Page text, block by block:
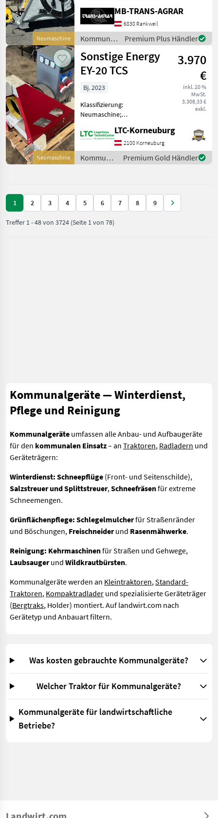
Neumaschine
4 Stk.per Rotor
Hydraulische Klappung von
Transport- in
Arbeitsstellung
Transportsicherun
MB-TRANS-AGRAR
6830 Rankweil
Kommunalgeräte
/ Bednar
Premium Plus Händler
Neumaschine
Sonstige Energy
EY-20 TCS
3.970
€
inkl. 20 %
MwSt.
3.308,33 €
exkl.
Bj. 2023
Klassifizierung:
Neumaschine;
2305164 Kommunalgeräte
Winterdienst
LTC-Korneuburg
2100 Korneuburg
Kommunalgeräte
/ Sonstige
Premium Gold Händler
1 2 3 4 5 6 7 8 9
Treffer 1-48von 3724 (Seite 1 von 78)
Kommunalgeräte — Winterdienst,
Pflege und Reinigung
Kommunalgeräte umfassen alle Anbau- und Aufbaugeräte
für den kommunalen Einsatz– an Traktoren, Radladern und
Geräteträgern:
Winterdienst: Schneepflüge (Front- und Seitenschilde),
Salzstreuer und Splittstreuer,Schneefräsenfür extreme
Schneemengen.
Grünflächenpflege: Schlegelmulcherfür Straßenränder
und Böschungen, Freischneiderund Rasenmähwerke.
Reinigung: Kehrmaschinenfür Straßen und Gehwege,
Laubsaugerund Wildkrautbürsten.
Kommunalgeräte werden an Kleintraktoren,Standard-
Traktoren, Kompaktradlader und spezialisierte Geräteträger
(Bergtraks, Holder) montiert. Auf landwirt.com nach
Gerätetyp und Anbauart filtern.
Was kosten gebrauchte Kommunalgeräte?
Welcher Traktor für Kommunalgeräte?
Kommunalgeräte für landwirtschaftliche
Betriebe?